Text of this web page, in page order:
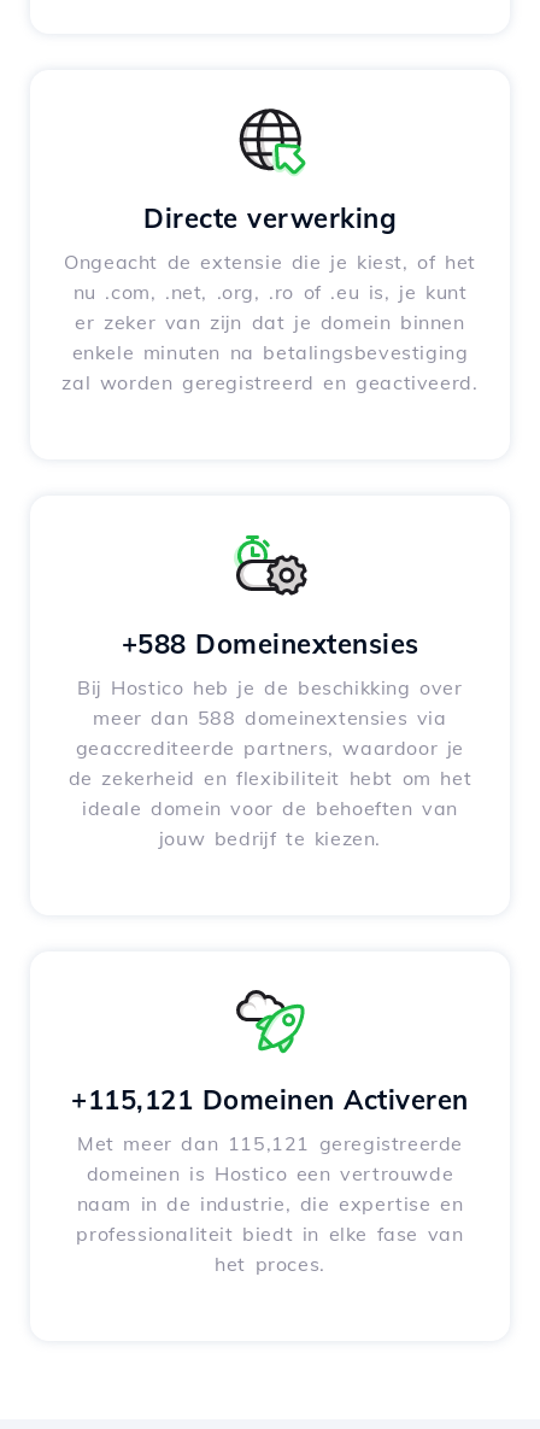
Directe verwerking
Ongeacht de extensie die je kiest, of het
nu .com, .net, .org, .ro of .eu is, je kunt
er zeker van zijn dat je domein binnen
enkele minuten na betalingsbevestiging
zal worden geregistreerd en geactiveerd.
+588 Domeinextensies
Bij Hostico heb je de beschikking over
meer dan 588 domeinextensies via
geaccrediteerde partners, waardoor je
de zekerheid en flexibiliteit hebt om het
ideale domein voor de behoeften van
jouw bedrijf te kiezen.
+115,121 Domeinen Activeren
Met meer dan 115,121 geregistreerde
domeinen is Hostico een vertrouwde
naam in de industrie, die expertise en
professionaliteit biedt in elke fase van
het proces.